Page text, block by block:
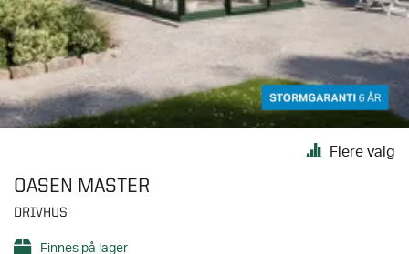
Flere valg
OASEN MASTER
DRIVHUS
Finnes på lager